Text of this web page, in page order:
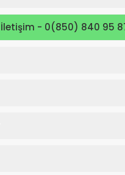
- 0(850) 840 95